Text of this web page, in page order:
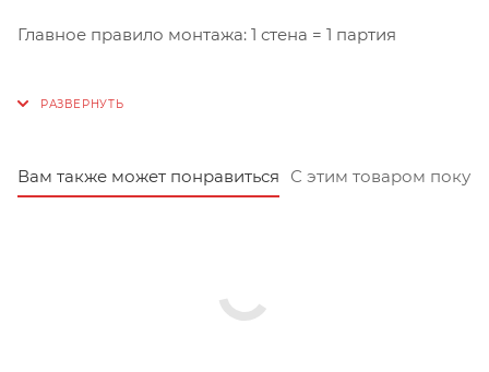
Главное правило монтажа: 1 стена = 1 партия
Вам также может понравиться С этим товаром